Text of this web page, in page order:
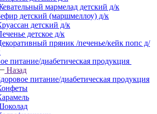
мармелад детский д/к
детский (маршмеллоу) д/к
детский д/к
детское д/к
пряник /печенье/кейк попс д/
питание/диабетическая продукция
Назад
питание/диабетическая продукция